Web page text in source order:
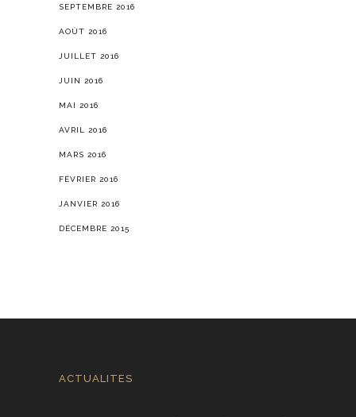
SEPTEMBRE 2016
AOÛT 2016
JUILLET 2016
JUIN 2016
MAI 2016
AVRIL 2016
MARS 2016
FÉVRIER 2016
JANVIER 2016
DÉCEMBRE 2015
ACTUALITES